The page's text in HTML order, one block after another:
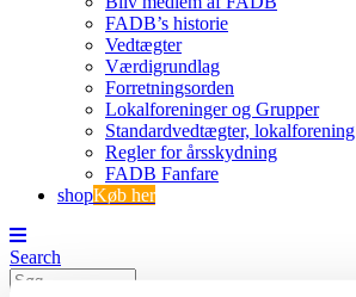
FADB’s historie
Vedtægter
Værdigrundlag
Forretningsorden
Lokalforeninger og Grupper
Standardvedtægter, lokalforening
Regler for årsskydning
FADB Fanfare
shopKøb her
Search